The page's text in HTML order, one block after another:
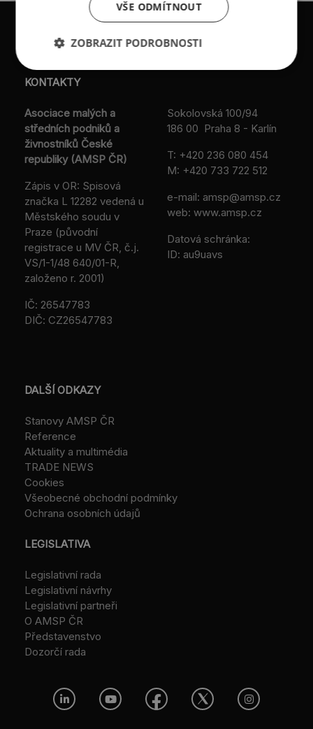
KONTAKTY
Asociace malých a
středních podniků a
živnostníků České
republiky (AMSP ČR)
Zápis v OR: Spisová
značka L 12282 vedená u
Městského soudu v
Praze (původní
registrace u MV ČR, č.j.
VS/1-1/48 640/01-R,
založeno r. 2001)
IČ: 26547783
DIČ: CZ26547783
Sokolovská 100/94
186 00 Praha 8 - Karlín
T: +420 236 080 454
M: +420 733 722 512
e-mail: amsp@amsp.cz
web: www.amsp.cz
Datová schránka:
ID: au9uavs
DALŠÍ ODKAZY
Stanovy AMSP ČR
Reference
Aktuality a multimédia
TRADE NEWS
Cookies
Všeobecné obchodní podmínky
Ochrana osobních údajů
LEGISLATIVA
Legislativní rada
Legislativní návrhy
Legislativní partneři
O AMSP ČR
Představenstvo
Dozorčí rada
VŠE ODMÍTNOUT
ZOBRAZIT PODROBNOSTI